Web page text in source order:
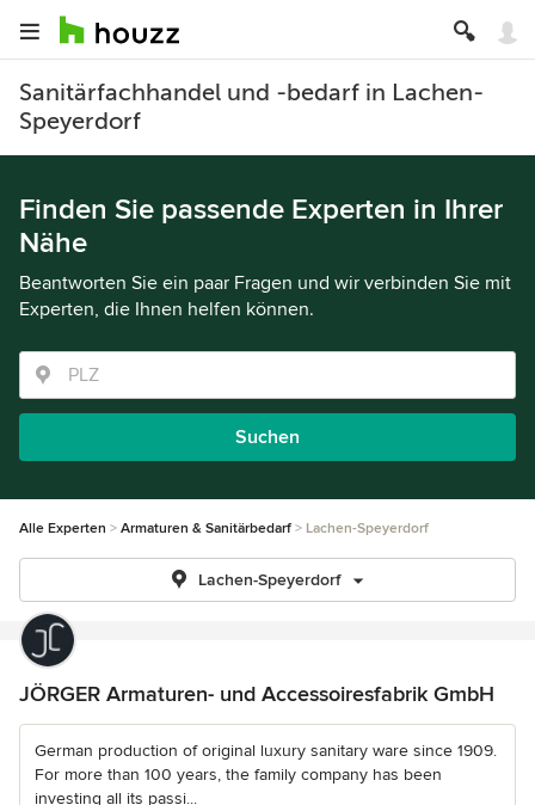
Sanitärfachhandel und -bedarf in Lachen-
Speyerdorf
Finden Sie passende Experten in Ihrer
Nähe
Beantworten Sie ein paar Fragen und wir verbinden Sie mit
Experten, die Ihnen helfen können.
Suchen
Alle Experten Armaturen & Sanitärbedarf Lachen-Speyerdorf
Lachen-Speyerdorf
JÖRGER Armaturen- und Accessoiresfabrik GmbH
German production of original luxury sanitary ware since 1909.
For more than 100 years, the family company has been
investing all its passi...